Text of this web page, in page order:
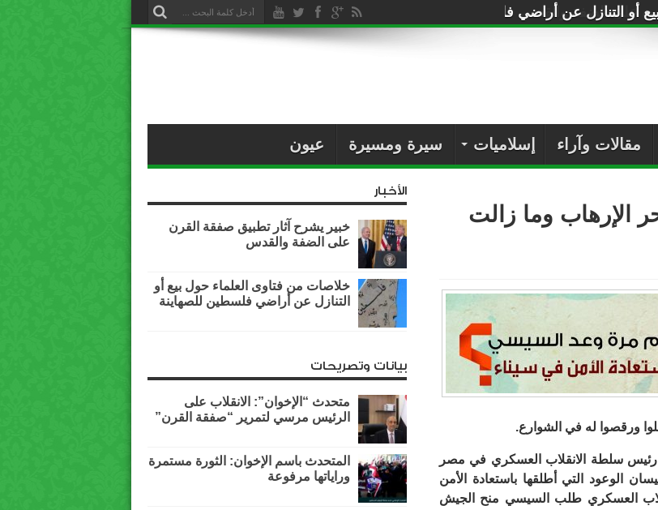
أو التنازل عن أراضي فلسطين للصهاينة
مقالات وآراء إسلاميات سيرة ومسيرة عيون
الإرهاب وما زالت
ورقصوا له في الشوارع.
المنشور على موقع “عربي 21” إن رئيس سلطة الانقلاب العسكري في مصر
الوعود التي أطلقها باستعادة الأمن
العسكري طلب السيسي منح الجيش
الأخبار
خبير يشرح آثار تطبيق صفقة القرن
على الضفة والقدس
خلاصات من فتاوى العلماء حول بيع أو
التنازل عن أراضي فلسطين للصهاينة
بيانات وتصريحات
متحدث “الإخوان”: الانقلاب على
الرئيس مرسي لتمرير “صفقة القرن”
المتحدث باسم الإخوان: الثورة مستمرة
وراياتها مرفوعة